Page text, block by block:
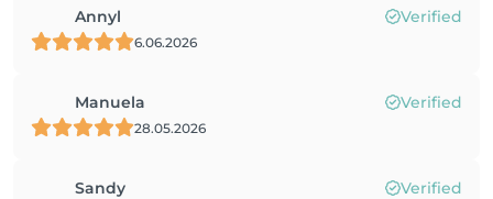
Annyl Verified
6.06.2026
Manuela Verified
28.05.2026
Sandy Verified